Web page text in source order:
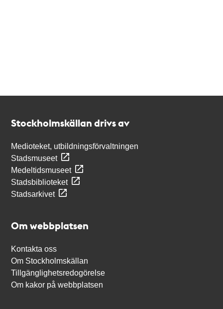
Stockholmskällan drivs av
Medioteket, utbildningsförvaltningen
Stadsmuseet
Medeltidsmuseet
Stadsbiblioteket
Stadsarkivet
Om webbplatsen
Kontakta oss
Om Stockholmskällan
Tillgänglighetsredogörelse
Om kakor på webbplatsen